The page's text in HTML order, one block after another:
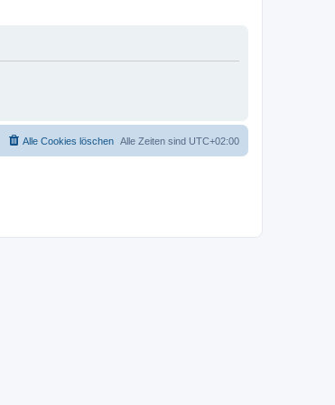
Alle Zeiten sind UTC+02:00
Alle Cookies löschen